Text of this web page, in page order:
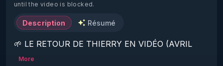
until the video is blocked.
Description Résumé
🌱 LE RETOUR DE THIERRY EN VIDÉO (AVRIL
2022)!
More